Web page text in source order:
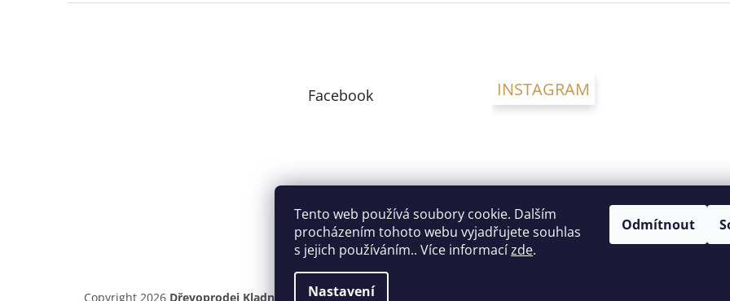
Tento web používá soubory cookie. Dalším
procházením tohoto webu vyjadřujete souhlas
s jejich používáním.. Více informacízde.
Nastavení
Odmítnout
Facebook INSTAGRAM
Copyright 2026 Dřevoprodej Kladno . Všechna práva vyhrazena.